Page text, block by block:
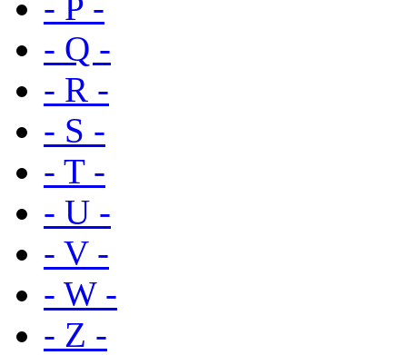
- Q -
- R -
- S -
- T -
- U -
- V -
- W -
- Z -